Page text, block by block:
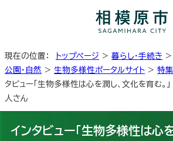
現在の位置： トップページ > 暮らし・手続き >
公園・自然 > 生物多様性ポータルサイト > 特
タビュー「生物多様性は心を潤し、文化を育む
人さん
インタビュー「生物多様性は心を